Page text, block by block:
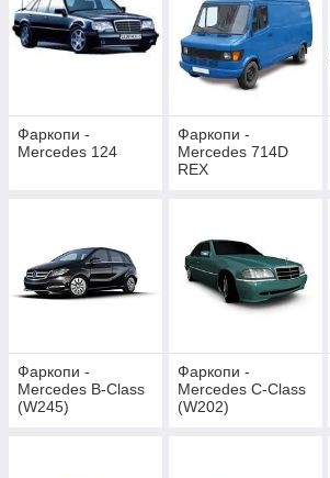
Фаркопи -
Mercedes 124
Фаркопи -
Mercedes 714D
REX
Фаркопи -
Mercedes B-Class
(W245)
Фаркопи -
Mercedes C-Class
(W202)